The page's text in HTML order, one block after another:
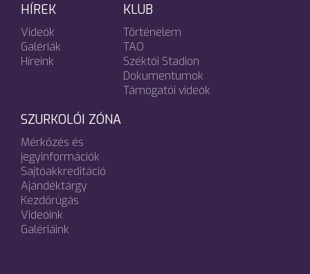
HÍREK
Videók
Galériák
Híreink
KLUB
Történelem
TAO
Széktói Stadion
Dokumentumok
Támogatói videók
SZURKOLÓI ZÓNA
Mérkőzés és
jegyinformációk
Sajtóakkreditáció
Ajándéktárgy
Kezdőrúgás
Videóink
Galériáink